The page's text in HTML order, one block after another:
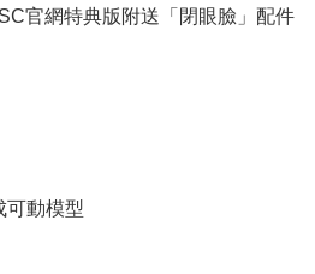
官網特典版附送「閉眼臉」配件
可動模型